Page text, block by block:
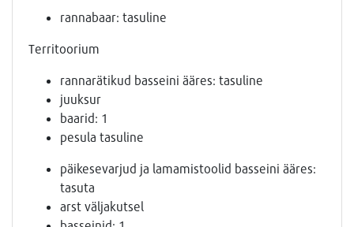
rannabaar: tasuline
Territoorium
rannarätikud basseini ääres: tasuline
juuksur
baarid: 1
pesula tasuline
päikesevarjud ja lamamistoolid basseini ääres:
tasuta
arst väljakutsel